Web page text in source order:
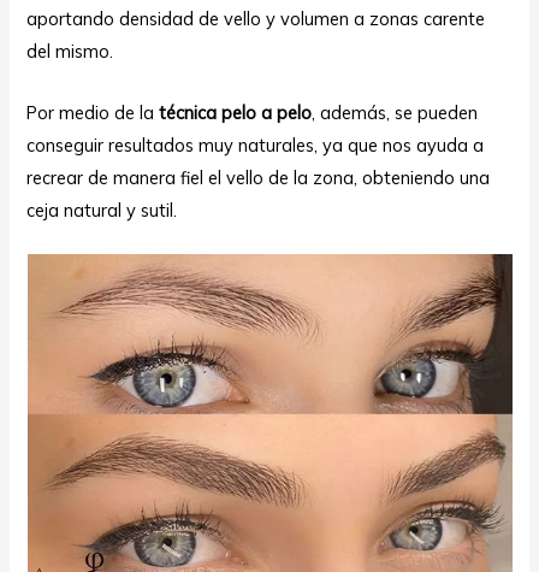
aportando densidad de vello y volumen a zonas carente
del mismo.
Por medio de latécnica pelo a pelo , además, se pueden
conseguir resultados muy naturales, ya que nos ayuda a
recrear de manera fiel el vello de la zona, obteniendo una
ceja natural y sutil.